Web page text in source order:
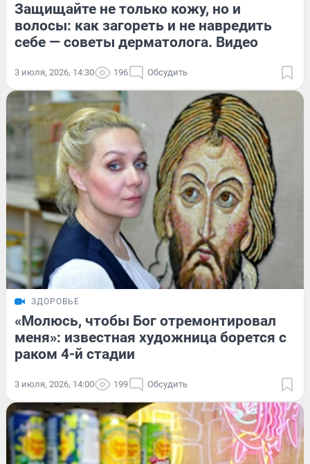
Защищайте не только кожу, но и
волосы: как загореть и не навредить
себе — советы дерматолога. Видео
3 июля, 2026, 14:30 196 Обсудить
ЗДОРОВЬЕ
«Молюсь, чтобы Бог отремонтировал
меня»: известная художница борется с
раком 4-й стадии
3 июля, 2026, 14:00 199 Обсудить